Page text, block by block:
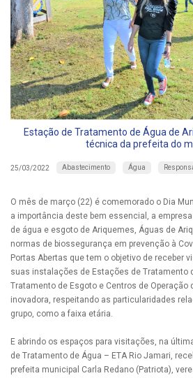
Estação de Tratamento de Água de
técnica da prefeita do
25/03/2022 Abastecimento Água
O mês de março (22) é comemorado o Dia
a importância deste bem essencial, a
de água e esgoto de Ariquemes, Águas de
normas de biossegurança em prevenção à
Portas Abertas que tem o objetivo de receber
suas instalações de Estações de Tratamento
Tratamento de Esgoto e Centros de Operação
inovadora, respeitando as particularidades
grupo, como a faixa etária.
E abrindo os espaços para visitações, na
de Tratamento de Água – ETA Rio Jamari,
prefeita municipal Carla Redano (Patriota),